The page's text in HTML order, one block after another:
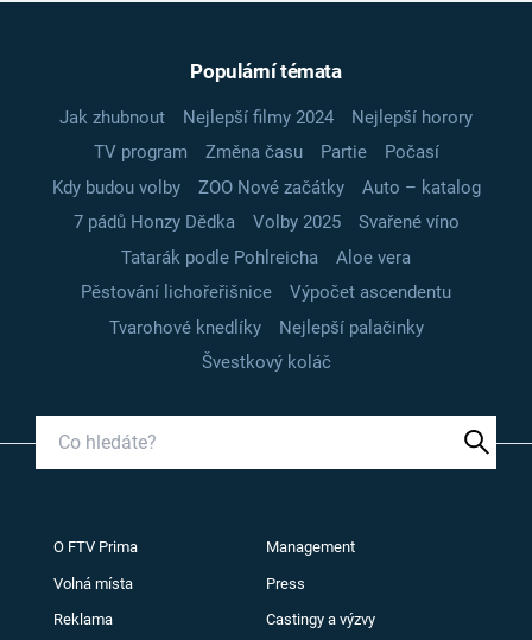
Populární témata
Jak zhubnout Nejlepší filmy 2024
Nejlepší horory
TV program
Změna času Partie
Počasí
Kdy budou volby
ZOO Nové začátky
Auto – katalog
7 pádů Honzy Dědka
Volby 2025
Svařené víno
Tatarák podle Pohlreicha
Aloe vera
Pěstování lichořeřišnice
Výpočet ascendentu
Tvarohové knedlíky
Nejlepší palačinky
Švestkový koláč
O FTV Prima Management
Volná místa Press
Reklama Castingy a výzvy